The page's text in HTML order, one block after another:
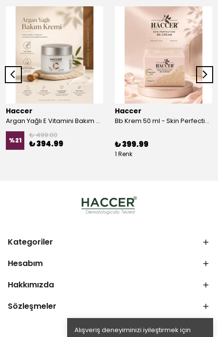
Alışveriş deneyiminizi iyileştirmek için
Haccer
Argan Yağlı E Vitamini Bakım Kremi 50 ml
%21
₺ 499.00
₺ 394.99
Haccer
Bb Krem 50 ml - Skin Perfection
₺ 399.99
1 Renk
Kategoriler
Hesabım
Hakkımızda
Sözleşmeler